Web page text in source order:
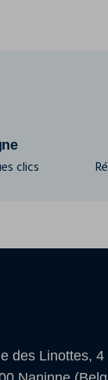
clics
des Linottes, 4